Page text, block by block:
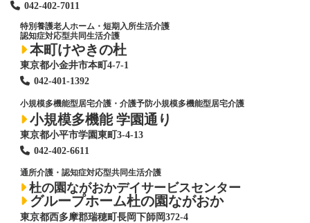
042-402-7011
特別養護老人ホーム ・短期入所生活介護
認知症対応型共同生活介護
本町けやきの杜
東京都小金井市本町4-7-1
042-401-1392
小規模多機能型居宅介護・介護予防小規模多機能型居宅介護
小規模多機能 学園通り
東京都小平市学園東町3-4-13
042-402-6611
通所介護・認知症対応型共同生活介護
杜の園ながおかデイサービスセンター
グループホーム杜の園ながおか
東京都西多摩郡瑞穂町長岡下師岡372-4